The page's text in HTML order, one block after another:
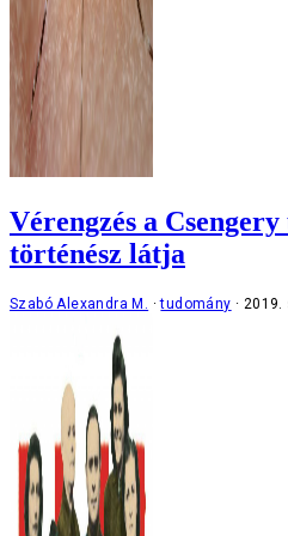
Vérengzés a
történész látja
Szabó Alexandra M. tudomány 2019.